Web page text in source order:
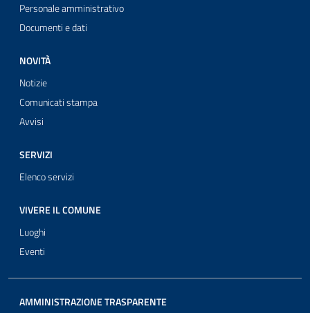
Personale amministrativo
Documenti e dati
NOVITÀ
Notizie
Comunicati stampa
Avvisi
SERVIZI
Elenco servizi
VIVERE IL COMUNE
Luoghi
Eventi
AMMINISTRAZIONE TRASPARENTE